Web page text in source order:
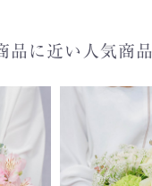
品に近い人気商品